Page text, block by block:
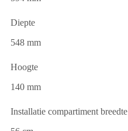
Diepte
548 mm
Hoogte
140 mm
Installatie compartiment breedte